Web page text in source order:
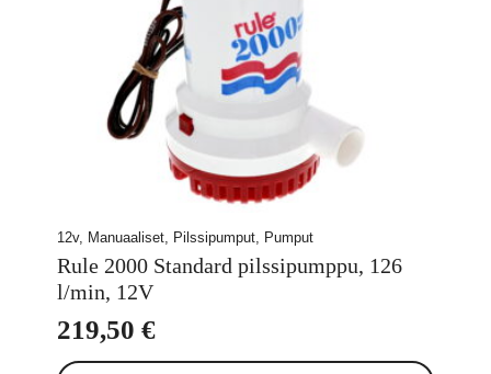
12v, Manuaaliset, Pilssipumput, Pumput
Rule 2000 Standard pilssipumppu, 126
l/min, 12V
219,50 €